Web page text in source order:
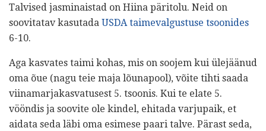
Talvised jasminaistad on Hiina päritolu. Neid on
soovitatav kasutada USDA taimevalgustuse tsoonides
6-10.
Aga kasvates taimi kohas, mis on soojem kui ülejäänud
oma õue (nagu teie maja lõunapool), võite tihti saada
viinamarjakasvatusest 5. tsoonis. Kui te elate 5.
vööndis ja soovite ole kindel, ehitada varjupaik, et
aidata seda läbi oma esimese paari talve. Pärast seda,